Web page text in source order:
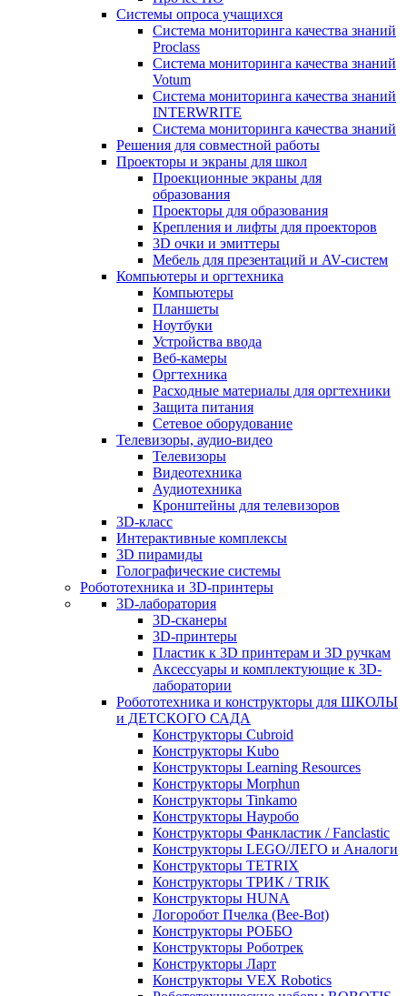
Системы опроса учащихся
Система мониторинга качества знаний
Proclass
Система мониторинга качества знаний
Votum
Система мониторинга качества знаний
INTERWRITE
Система мониторинга качества знаний
Решения для совместной работы
Проекторы и экраны для школ
Проекционные экраны для
образования
Проекторы для образования
Крепления и лифты для проекторов
3D очки и эмиттеры
Мебель для презентаций и AV-систем
Компьютеры и оргтехника
Компьютеры
Планшеты
Ноутбуки
Устройства ввода
Веб-камеры
Оргтехника
Расходные материалы для оргтехники
Защита питания
Сетевое оборудование
Телевизоры, аудио-видео
Телевизоры
Видеотехника
Аудиотехника
Кронштейны для телевизоров
3D-класс
Интерактивные комплексы
3D пирамиды
Голографические системы
Робототехника и 3D-принтеры
3D-лаборатория
3D-сканеры
3D-принтеры
Пластик к 3D принтерам и 3D ручкам
Аксессуары и комплектующие к 3D-
лаборатории
Робототехника и конструкторы для ШКОЛЫ
и ДЕТСКОГО САДА
Конструкторы Cubroid
Конструкторы Kubo
Конструкторы Learning Resources
Конструкторы Morphun
Конструкторы Tinkamo
Конструкторы Науробо
Конструкторы Фанкластик / Fanclastic
Конструкторы LEGO/ЛЕГО и Аналоги
Конструкторы TETRIX
Конструкторы ТРИК / TRIK
Конструкторы HUNA
Логоробот Пчелка (Bee-Bot)
Конструкторы РОББО
Конструкторы Роботрек
Конструкторы Ларт
Конструкторы VEX Robotics